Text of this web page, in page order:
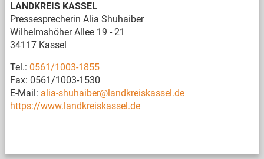
LANDKREIS KASSEL
Pressesprecherin Alia Shuhaiber
Wilhelmshöher Allee 19 - 21
34117 Kassel
Tel.: 0561/1003-1855
Fax: 0561/1003-1530
E-Mail: alia-shuhaiber@landkreiskassel.de
https://www.landkreiskassel.de